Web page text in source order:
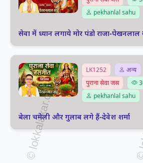
pekhanlal sahu
सेवा में ध्यान लगाये मोर पंडो राजा-पेखनलाल
LK1252 अन्य
पुराना सेवा जस
pekhanlal sahu
बेला चमेली और गुलाब लगे हैं-देवेश शर्मा